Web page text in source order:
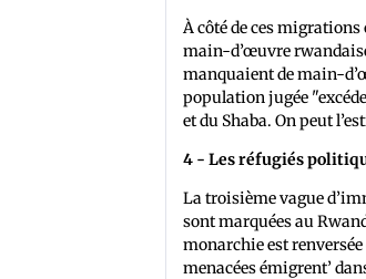
À côté de ces
main-d’œuvre
manquaient de main-
population jugée
et du Shaba. On peut
4 - Les réfugiés
La troisième vague
sont marquées au
monarchie est
menacées émigrent’